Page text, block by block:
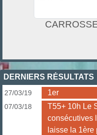
DERNIERS RÉSULTATS
27/03/19 1er
07/03/18
T55+ 10h Le
consécutives
laisse la